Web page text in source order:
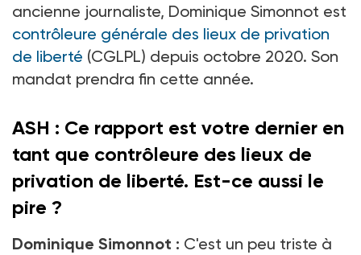
ancienne journaliste, Dominique Simonnot est
contrôleure générale des lieux de privation
de liberté (CGLPL) depuis octobre 2020. Son
mandat prendra fin cette année.
ASH : Ce rapport est votre dernier en
tant que contrôleure des lieux de
privation de liberté. Est-ce aussi le
pire ?
Dominique Simonnot : C'est un peu triste à